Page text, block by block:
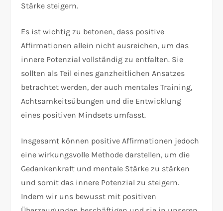
Stärke steigern.
Es ist wichtig zu betonen, dass positive
Affirmationen allein nicht ausreichen, um das
innere Potenzial vollständig zu entfalten. Sie
sollten als Teil eines ganzheitlichen Ansatzes
betrachtet werden, der auch mentales Training,
Achtsamkeitsübungen und die Entwicklung
eines positiven Mindsets umfasst.
Insgesamt können positive Affirmationen jedoch
eine wirkungsvolle Methode darstellen, um die
Gedankenkraft und mentale Stärke zu stärken
und somit das innere Potenzial zu steigern.
Indem wir uns bewusst mit positiven